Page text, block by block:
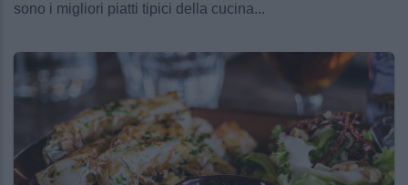
sono i migliori piatti tipici della cucina...